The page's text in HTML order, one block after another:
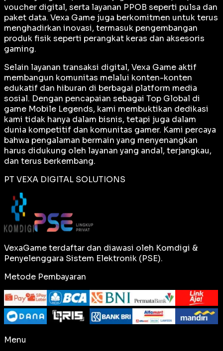
voucher digital, serta layanan PPOB seperti pulsa dan
paket data. Vexa Game juga berkomitmen untuk terus
menghadirkan inovasi, termasuk pengembangan
produk fisik seperti perangkat keras dan aksesoris
gaming.
Selain layanan transaksi digital, Vexa Game aktif
membangun komunitas melalui konten-konten
edukatif dan hiburan di berbagai platform media
sosial. Dengan pencapaian sebagai Top Global di
game Mobile Legends, kami membuktikan dedikasi
kami tidak hanya dalam bisnis, tetapi juga dalam
dunia kompetitif dan komunitas gamer. Kami percaya
bahwa pengalaman bermain yang menyenangkan
harus didukung oleh layanan yang andal, terjangkau,
dan terus berkembang.
PT VEXA DIGITAL SOLUTIONS
VexaGame terdaftar dan diawasi oleh Komdigi &
Penyelenggara Sistem Elektronik (PSE).
Metode Pembayaran
Menu